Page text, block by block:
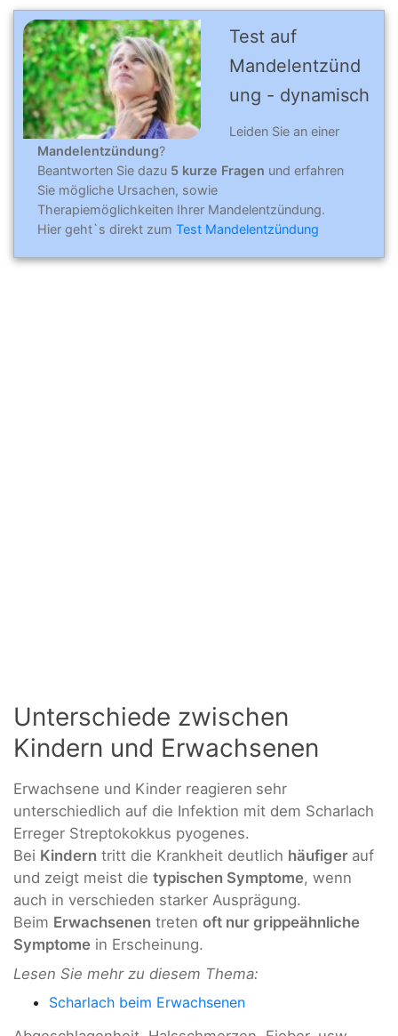
Test auf
Mandelentzünd
ung - dynamisch
Leiden Sie an einer
Mandelentzündung?
Beantworten Sie dazu 5 kurze Fragen und erfahren
Sie mögliche Ursachen, sowie
Therapiemöglichkeiten Ihrer Mandelentzündung.
Hier geht`s direkt zum Test Mandelentzündung
Unterschiede zwischen
Kindern und Erwachsenen
Erwachsene und Kinder reagieren sehr
unterschiedlich auf die Infektion mit dem Scharlach
Erreger Streptokokkus pyogenes.
Bei Kindern tritt die Krankheit deutlich häufiger auf
und zeigt meist die typischen Symptome, wenn
auch in verschieden starker Ausprägung.
Beim Erwachsenen treten oft nur grippeähnliche
Symptome in Erscheinung.
Lesen Sie mehr zu diesem Thema:
Scharlach beim Erwachsenen